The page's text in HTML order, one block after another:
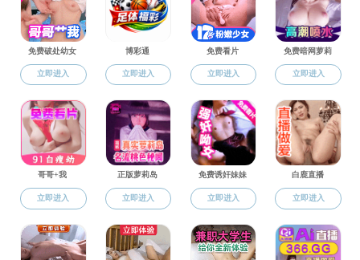
2021小妲己直播学学位授权点建设年度报告 2022-05-20
2021-05-25
2019小妲己直播学学位授权点建设年度报告
每页14 记录 总共4记录
第一页
<<上一页 下一页>> 尾页 页码1/1 跳转到
地址：江苏省南京市江宁区将军大道29号
技术支持：梦蕾科技